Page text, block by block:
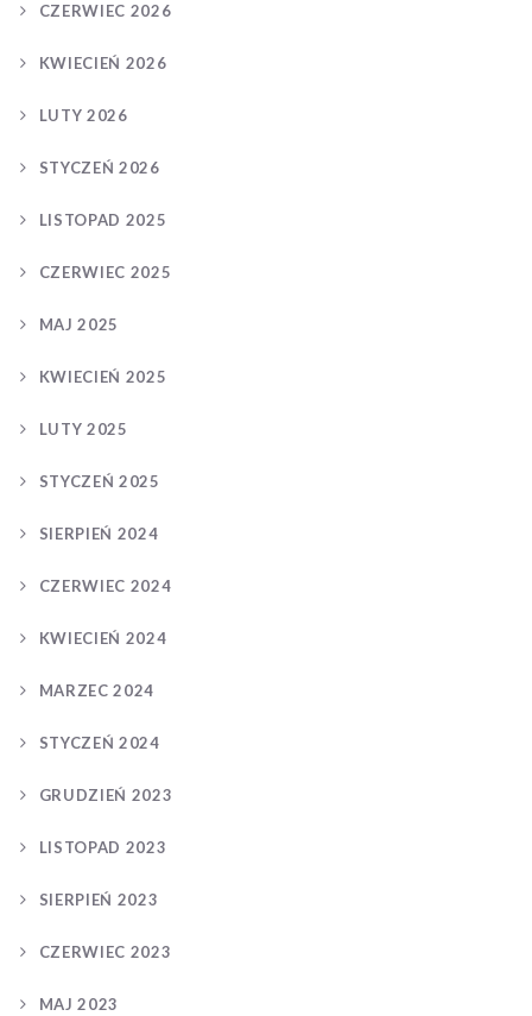
CZERWIEC 2026
KWIECIEŃ 2026
LUTY 2026
STYCZEŃ 2026
LISTOPAD 2025
CZERWIEC 2025
MAJ 2025
KWIECIEŃ 2025
LUTY 2025
STYCZEŃ 2025
SIERPIEŃ 2024
CZERWIEC 2024
KWIECIEŃ 2024
MARZEC 2024
STYCZEŃ 2024
GRUDZIEŃ 2023
LISTOPAD 2023
SIERPIEŃ 2023
CZERWIEC 2023
MAJ 2023